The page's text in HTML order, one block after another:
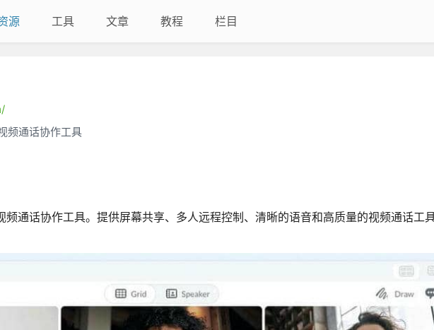
源 工具 文章 教程 栏目
频通话协作工具
通话协作工具。提供屏幕共享、多人远程控制、清晰的语音和高质量的视频通话工